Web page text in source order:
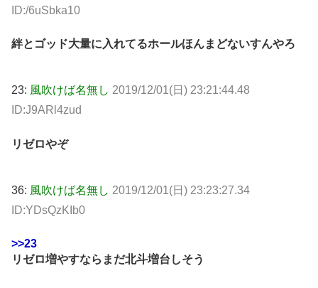
ID:/6uSbka10
絆とゴッド大量に入れてるホールほんまどないすんやろ
23: 風吹けば名無し 2019/12/01(日) 23:21:44.48
ID:J9ARl4zud
リゼロやぞ
36: 風吹けば名無し 2019/12/01(日) 23:23:27.34
ID:YDsQzKIb0
>>23
リゼロ増やすならまだ北斗増台しそう